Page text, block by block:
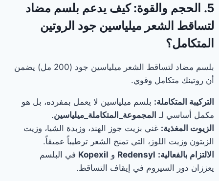
5. الحجم والقوة: كيف يدعم بلسم مضاد
لتساقط الشعر ميلياسين جود الروتين
المتكامل؟
بلسم مضاد لتساقط الشعر ميلياسين جود (200 مل) يضمن
أن روتينك متكامل وقوي.
التركيبة المتكاملة: بلسم ميلياسين لا يعمل بمفرده، بل هو
مكمل أساسي لـ المجموعة_المتكاملة_ميلياسين.
الزيوت المغذية: غني بزيت جوز الهند، وزبدة الشيا، وزيت
الزيتون وزيت اللوز، التي تمنح الشعر ترطيباً عميقاً.
الالتزام بالفعالية: Redensyl و Kopexil في البلسم
يعززان دور السيروم في إيقاف التساقط.